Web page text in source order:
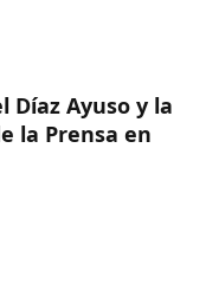
Díaz Ayuso y la
la Prensa en